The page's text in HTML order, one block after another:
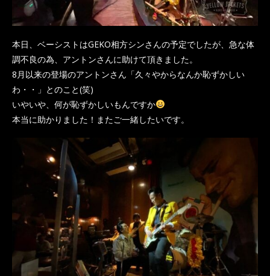
本日、ベーシストはGEKO相方シンさんの予定でしたが、急な体
調不良の為、アントンさんに助けて頂きました。
8月以来の登場のアントンさん「久々やからなんか恥ずかしい
わ・・」とのこと(笑)
いやいや、何が恥ずかしいもんですか
本当に助かりました！またご一緒したいです。